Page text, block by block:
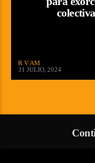
R V AM
31 JULIO, 2024